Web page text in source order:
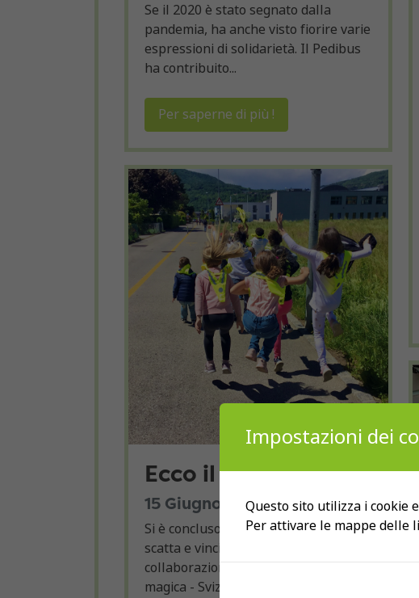
Se il 2020 è stato segnato dalla
pandemia, ha anche visto fiorire varie
espressioni di solidarietà. Il Pedibus
ha contribuito...
Per saperne di più !
Ecco il vincitore!
15 Giugno 2021
Si è concluso il concorso Cammina,
scatta e vinci! svoltosi in
collaborazione con La lanterna
magica - Svizzera. Ligne Bleue...
Impostazioni dei
Questo sito utilizza i cookie
Per attivare le mappe delle